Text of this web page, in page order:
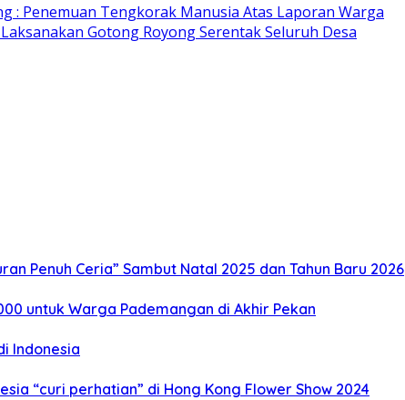
: Penemuan Tengkorak Manusia Atas Laporan Warga
Gotong Royong Serentak Seluruh Desa
Penuh Ceria” Sambut Natal 2025 dan Tahun Baru 2026
untuk Warga Pademangan di Akhir Pekan
Indonesia
“curi perhatian” di Hong Kong Flower Show 2024